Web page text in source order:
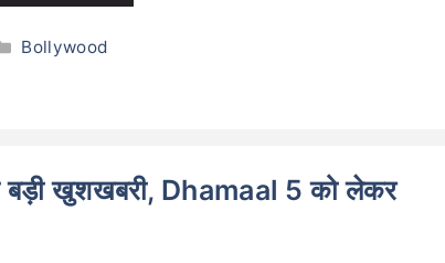
Categories
Bollywood
खुशखबरी, Dhamaal 5 को लेकर